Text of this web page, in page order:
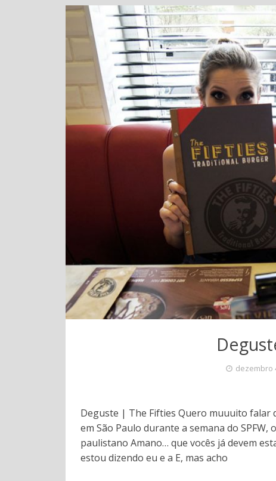
dezembro
Deguste | The Fifties Quero muuuito falar
em São Paulo durante a semana do
paulistano Amano… que vocês já devem
estou dizendo eu e a E, mas acho